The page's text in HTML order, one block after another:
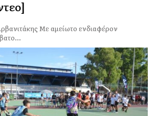
Με αμείωτο ενδιαφέρον